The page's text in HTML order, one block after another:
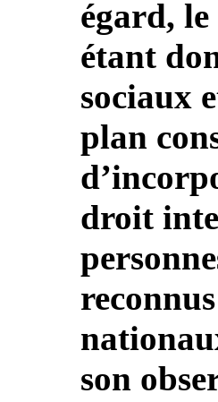
égard,
étant
sociaux
plan
droit
son